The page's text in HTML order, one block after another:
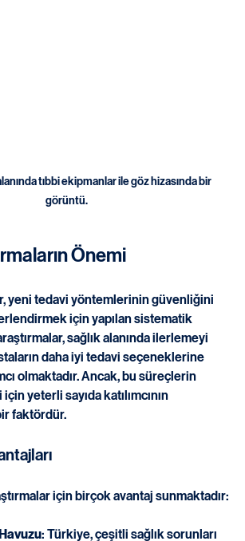
Önemi
yeni tedavi yöntemlerinin güvenliğini
için yapılan sistematik
sağlık alanında ilerlemeyi
daha iyi tedavi seçeneklerine
olmaktadır. Ancak, bu süreçlerin
faktördür.
için birçok avantaj sunmaktadır: